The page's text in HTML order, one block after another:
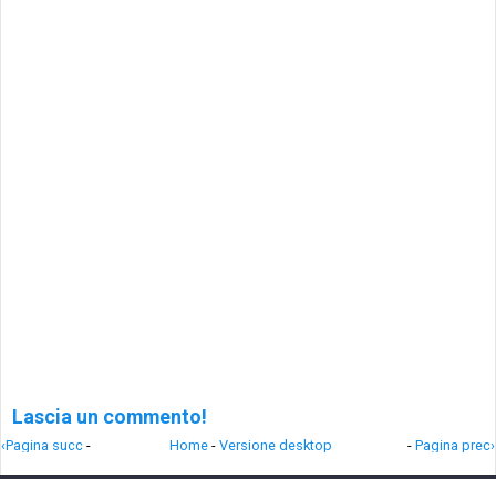
Lascia un commento!
‹Pagina succ - - Pagina prec›
Home - Versione desktop